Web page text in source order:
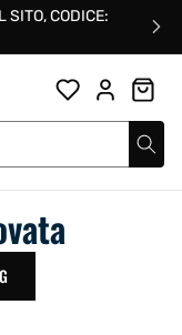
SITO, CODICE: